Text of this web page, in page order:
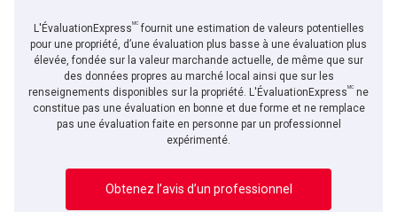
L'ÉvaluationExpressMCfournit une estimation de valeurs potentielles
pour une propriété, d’une évaluation plus basse à une évaluation plus
élevée, fondée sur la valeur marchande actuelle, de même que sur
des données propres au marché local ainsi que sur les
renseignements disponibles sur la propriété. L'ÉvaluationExpressMC ne
constitue pas une évaluation en bonne et due forme et ne remplace
pas une évaluation faite en personne par un professionnel
expérimenté.
Obtenez l’avis d’un professionnel